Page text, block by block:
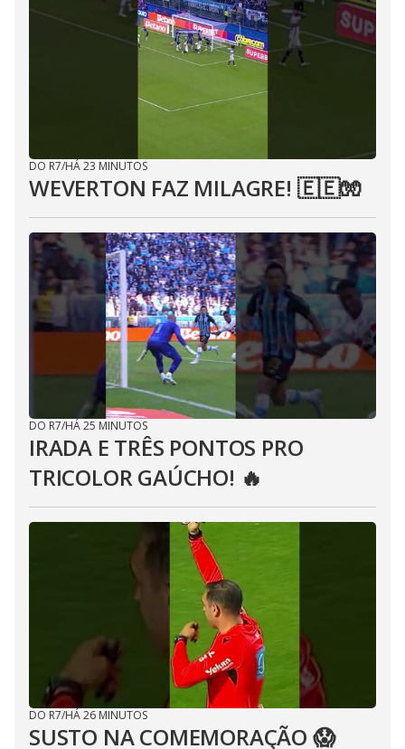
DO R7/HÁ 23 MINUTOS
WEVERTON FAZ MILAGRE! 🇪🇪🧤
DO R7/HÁ 25 MINUTOS
IRADA E TRÊS PONTOS PRO
TRICOLOR GAÚCHO! 🔥
DO R7/HÁ 26 MINUTOS
SUSTO NA COMEMORAÇÃO 😱